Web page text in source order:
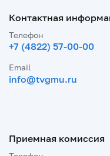
Контактная
Телефон
+7 (4822) 57-00-00
Email
info@tvgmu.ru
Приемная комиссия